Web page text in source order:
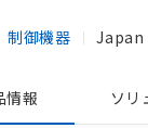
制御機器 Japan
情報 ソリ